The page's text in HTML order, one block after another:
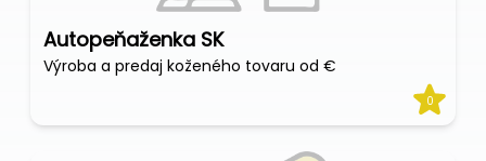
Autopeňaženka SK
Výroba a predaj koženého tovaru od €
0